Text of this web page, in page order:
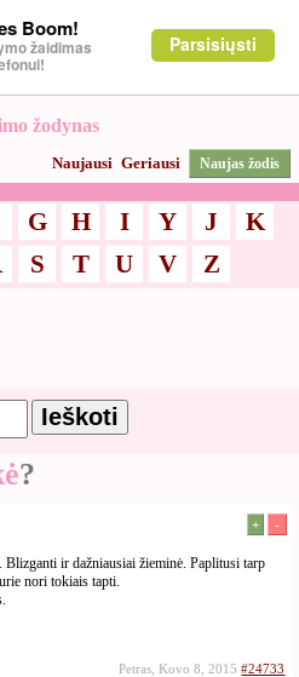
Boom!
žaidimas Parsisiųsti
žodynas
Naujausi Geriausi Naujas žodis
G H I Y J
K
S T U V Z
?
+ -
ir dažniausiai žieminė. Paplitusi tarp
nori tokiais tapti.
Petras, Kovo 8, 2015#24733